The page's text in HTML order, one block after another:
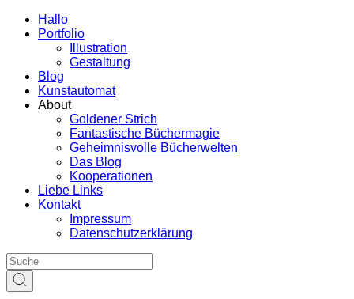
Hallo
Portfolio
Illustration
Gestaltung
Blog
Kunstautomat
About
Goldener Strich
Fantastische Büchermagie
Geheimnisvolle Bücherwelten
Das Blog
Kooperationen
Liebe Links
Kontakt
Impressum
Datenschutzerklärung